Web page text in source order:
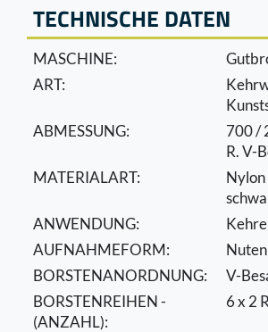
TECHNISCHE DATEN
MASCHINE:
ART:
ABMESSUNG:
700 /
R. V-
MATERIALART:
ANWENDUNG:
AUFNAHMEFORM:
BORSTENANORDNUNG:
V-
BORSTENREIHEN -
(ANZAHL):
6 x 2